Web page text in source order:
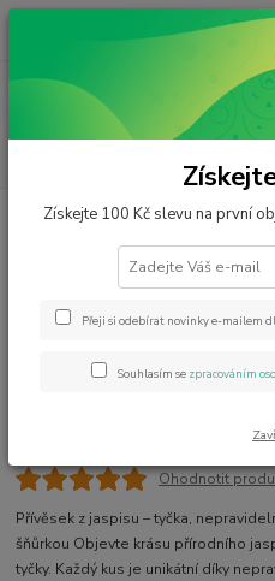
Úvod Minerály od A do Z Jaspis
Jaspis přívěsek
Ohodnotit
Přívěsek z jaspisu – tyčka,
šňůrkou Objevte krásu přírodního
tyčky. Každý kus je unikátní díky
Získejte 100 Kč slevu na první
Přeji si odebírat novinky e-mailem
Souhlasím se zpracováním